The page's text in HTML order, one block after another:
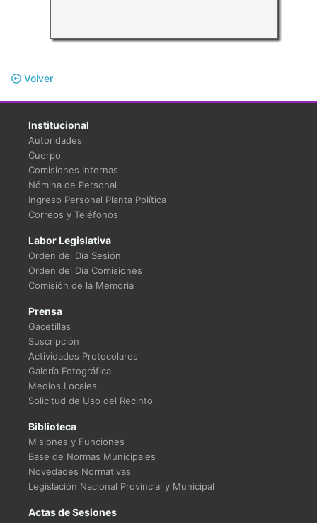
Volver
Institucional
Autoridades
Cuerpo
Comisiones Internas
Nómina de Personal
Ingreso Personal Planta Política
Correos y Teléfonos
Labor Legislativa
Orden del Día Sesión
Orden del Día Comisiones
Comisión de la Memoria
Prensa
Gacetillas
Suscripción
Actividades Protocolares
Galería Fotográfica
Medios Locales
Solicitud de Uso del Recinto
Biblioteca
Misiones y Funciones
Base de Normas Municipales
Novedades Normativas
Legislación Nacional Provincial y Municipal
Actas de Sesiones